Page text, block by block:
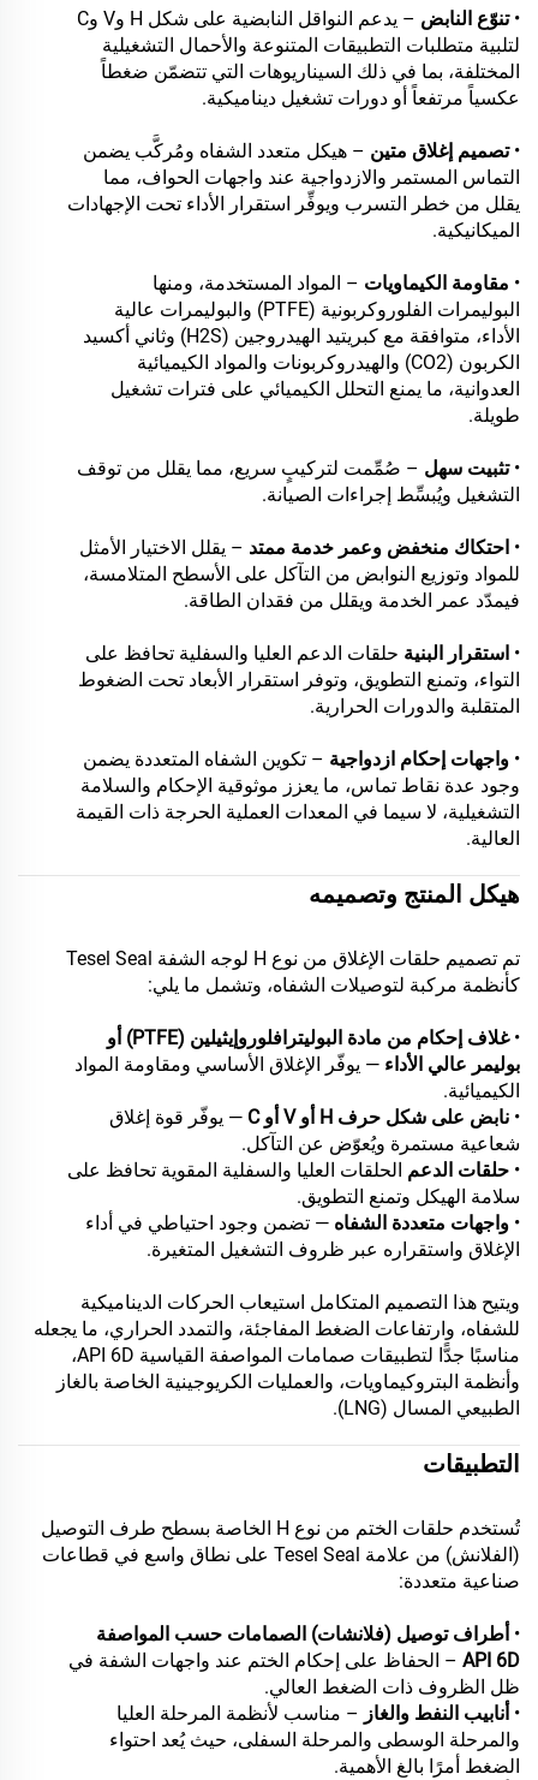
•تنوّع النابض
– يدعم النواقل النابضية على شكل H وV وC
لتلبية متطلبات التطبيقات المتنوعة والأحمال التشغيلية
المختلفة، بما في ذلك السيناريوهات التي تتضمّن ضغطاً
عكسياً مرتفعاً أو دورات تشغيل ديناميكية.
•تصميم إغلاق متين – هيكل متعدد الشفاه ومُركَّب يضمن
التماس المستمر والازدواجية عند واجهات الحواف، مما
يقلل من خطر التسرب ويوفِّر استقرار الأداء تحت الإجهادات
الميكانيكية.
• مقاومة الكيماويات – المواد المستخدمة، ومنها
البوليمرات الفلوروكربونية (PTFE) والبوليمرات عالية
الأداء، متوافقة مع كبريتيد الهيدروجين (H2S) وثاني أكسيد
الكربون (CO2) والهيدروكربونات والمواد الكيميائية
العدوانية، ما يمنع التحلل الكيميائي على فترات تشغيل
طويلة.
•تثبيت سهل – صُمِّمت لتركيبٍ سريع، مما يقلل من توقف
التشغيل ويُبسِّط إجراءات الصيانة.
• احتكاك منخفض وعمر خدمة ممتد – يقلل الاختيار الأمثل
للمواد وتوزيع النوابض من التآكل على الأسطح المتلامسة،
فيمدّد عمر الخدمة ويقلل من فقدان الطاقة.
• استقرار البنية حلقات الدعم العليا والسفلية تحافظ على
التواء، وتمنع التطويق، وتوفر استقرار الأبعاد تحت الضغوط
المتقلبة والدورات الحرارية.
• واجهات إحكام ازدواجية – تكوين الشفاه المتعددة يضمن
وجود عدة نقاط تماس، ما يعزز موثوقية الإحكام والسلامة
التشغيلية، لا سيما في المعدات العملية الحرجة ذات القيمة
العالية.
هيكل المنتج وتصميمه
تم تصميم حلقات الإغلاق من نوع H لوجه الشفة Tesel Seal
كأنظمة مركبة لتوصيلات الشفاه، وتشمل ما يلي:
•
غلاف إحكام من مادة البوليترافلوروإيثيلين (PTFE) أو
بوليمر عالي الأداء — يوفّر الإغلاق الأساسي ومقاومة المواد
الكيميائية.
• نابض على شكل حرف H أو V أو C
— يوفّر قوة إغلاق
شعاعية مستمرة ويُعوّض عن التآكل.
• حلقات الدعم الحلقات العليا والسفلية المقوية تحافظ على
سلامة الهيكل وتمنع التطويق.
• واجهات متعددة الشفاه — تضمن وجود احتياطي في أداء
الإغلاق واستقراره عبر ظروف التشغيل المتغيرة.
ويتيح هذا التصميم المتكامل استيعاب الحركات الديناميكية
للشفاه، وارتفاعات الضغط المفاجئة، والتمدد الحراري، ما يجعله
مناسبًا جدًّا لتطبيقات صمامات المواصفة القياسية API 6D،
وأنظمة البتروكيماويات، والعمليات الكريوجينية الخاصة بالغاز
الطبيعي المسال (LNG).
التطبيقات
تُستخدم حلقات الختم من نوع H الخاصة بسطح طرف التوصيل
(الفلانش) من علامة Tesel Seal على نطاق واسع في قطاعات
صناعية متعددة:
• أطراف توصيل (فلانشات) الصمامات حسب المواصفة
API 6D – الحفاظ على إحكام الختم عند واجهات الشفة في
ظل الظروف ذات الضغط العالي.
• أنابيب النفط والغاز – مناسب لأنظمة المرحلة العليا
والمرحلة الوسطى والمرحلة السفلى، حيث يُعد احتواء
الضغط أمرًا بالغ الأهمية.